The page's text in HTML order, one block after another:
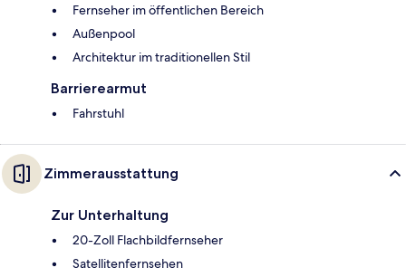
Fernseher im öffentlichen Bereich
Außenpool
Architektur im traditionellen Stil
Barrierearmut
Fahrstuhl
Zimmerausstattung
Zur Unterhaltung
20-Zoll Flachbildfernseher
Satellitenfernsehen